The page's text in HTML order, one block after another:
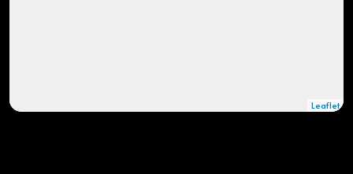
Leaflet